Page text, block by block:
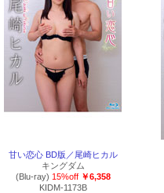
甘い恋心 BD版／尾崎ヒカル
キングダム
(Blu-ray) 15%off ￥6,358
KIDM-1173B